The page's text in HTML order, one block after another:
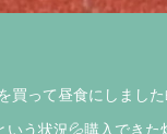
買って昼食にしまし
う状況💦購入でき